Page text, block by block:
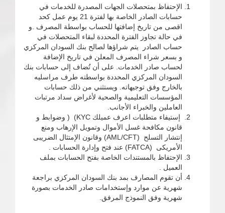
الإحتفاظ بمتحصلات الجهات المصدرة للخدمات في
حسابات الصادر الخاصة بها لفترة 21 يوم عمل كحد
اقصى من تاريخ إضافتها للحساب بواسطة المصرف .و
في حالة تجاوز الفترة المحددة لبقاء المتحصلات في
حساب الصادر يتم شراؤها لصالح بنك السودان المركزي
و بسعر شراء المصرف المعلن في تاريخ الإضافة
لحساب صادر الخدمات. على أن تُضاف إلى حسابات بنك
السودان المركزي المحددة بواسطته طرف مراسليه
بالخارج وفق توجيهاته. ويستثني من ذلك حسابات
المؤسسات التعليمية والصحية لأغراض سداد مرتبات
العاملين والخبراء الأجانب.
إستيفاء متطلبات اعرف عميلك KYC) ( وضوابط و
قانون مكافحة غسل الأموال وتمويل الإرهاب ومنع
إنتشار التسلح (AML/CFT) وقانون الإمتثال الضريبى
الأمريكى (FATCA) عند فتح وإدارة الحسابات .
الإحتفاظ بالمستندات الخاصة بفتح الحسابات بملف
العميل .
أن تقوم المصارف بمد بنك السودان المركزي براجعة
شهرية عن موارد وإستخدامات صادر الخدمات بصورة
شهرية وفق النموذج المرفق.